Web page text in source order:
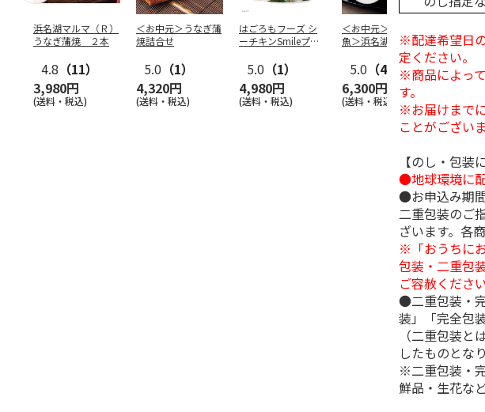
浜名湖マルマ（Ｒ）
うなぎ蒲焼 ２本
4.8 （11）
3,980円
(送料・税込)
＜お中元＞うなぎ蒲
焼詰合せ
5.0 （1）
4,320円
(送料・税込)
はごろもフーズ シ
ーチキンSmileプチ
5.0 （1）
4,980円
(送料・税込)
＜お中元＞＜大和養
魚＞浜名湖うなぎ蒲
5.0 （4）
6,300円
(送料・税込)
焼詰合せ
(送料・税
※配達希望日
定ください。
※商品によっ
す。
※お届けまで
ことがござい
【のし・包装
●地球環境に
●お申込み期
二重包装のご
ざいます。各
※「おうちに
包装・二重包
ご容赦くださ
●二重包装・
装」「完全包
（二重包装
したものとな
※二重包装・
鮮品・生花な